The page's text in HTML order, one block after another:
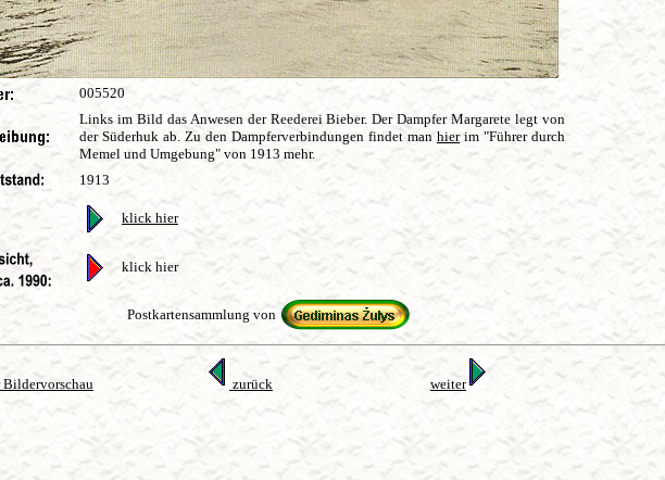
005520
Links im Bild das Anwesen der Reederei Bieber. Der Dampfer Margarete legt von
der Süderhuk ab. Zu den Dampferverbindungen findet man hierim "Führer durch
Memel und Umgebung" von 1913 mehr.
1913
klick hier
klick hier
Postkartensammlung von
zurück weiter